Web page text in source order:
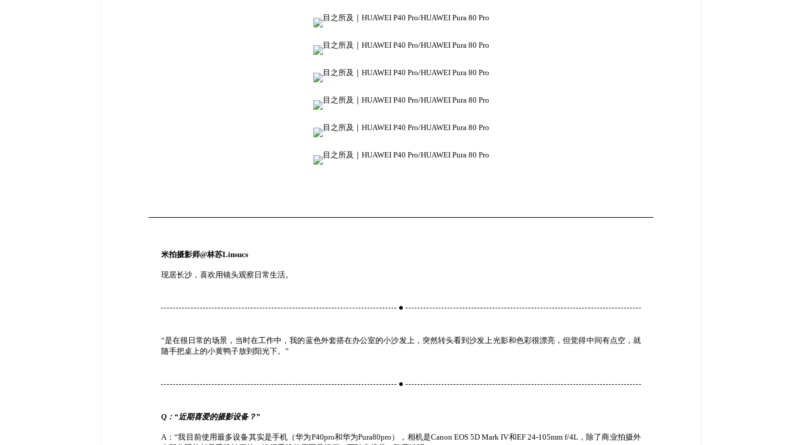
米拍摄影师@林苏Linsucs
现居长沙，喜欢用镜头观察日常生活。
“是在很日常的场景，当时在工作中，我的蓝色外套搭在办公室的小沙发上，突然转头看到沙发上光影和色彩很漂亮，但觉得中间有点空，就
随手把桌上的小黄鸭子放到阳光下。”
Q：“近期喜爱的摄影设备？”
A：“我目前使用最多设备其实是手机（华为P40pro和华为Pura80pro），相机是Canon EOS 5D Mark IV和EF 24-105mm f/4L，除了商业拍摄外